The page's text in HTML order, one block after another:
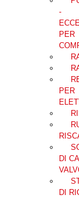
-
PER
PER
DI
DI